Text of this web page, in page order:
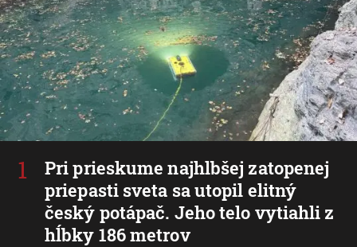
Pri prieskume najhlbšej zatopenej
priepasti sveta sa utopil elitný
český potápač. Jeho telo vytiahli z
hĺbky 186 metrov